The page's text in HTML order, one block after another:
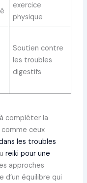
exercice
physique
Soutien contre
les troubles
digestifs
compléter la
ceux
les troubles
reiki pour une
approches
équilibre qui